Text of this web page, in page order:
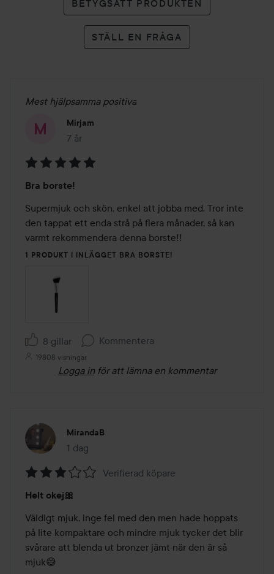
BETYGSÄTT PRODUKTEN
STÄLL EN FRÅGA
Mest hjälpsamma positiva
Mirjam
7 år
Inlägget skapades 7 år
5
av
5
Bra borste!
Supermjuk och skön, enkel att jobba med. Tror inte
den tappat ett enda strå på flera månader, så kan
varmt rekommendera denna borste!!
1 PRODUKT I INLÄGGET BRA BORSTE!
8 gillar Kommentera
19808 visningar
Logga in för att lämna en kommentar
MirandaB
1 dag
Inlägget skapades 1 dag
3
av
5
Verifierad köpare
Helt okej🎀
Väldigt mjuk, inge fel med den men hade hoppats
på lite kompaktare och mindre mjuk tycker det blir
svårare att blenda ut bronzer jämt när den är så
mjuk😅